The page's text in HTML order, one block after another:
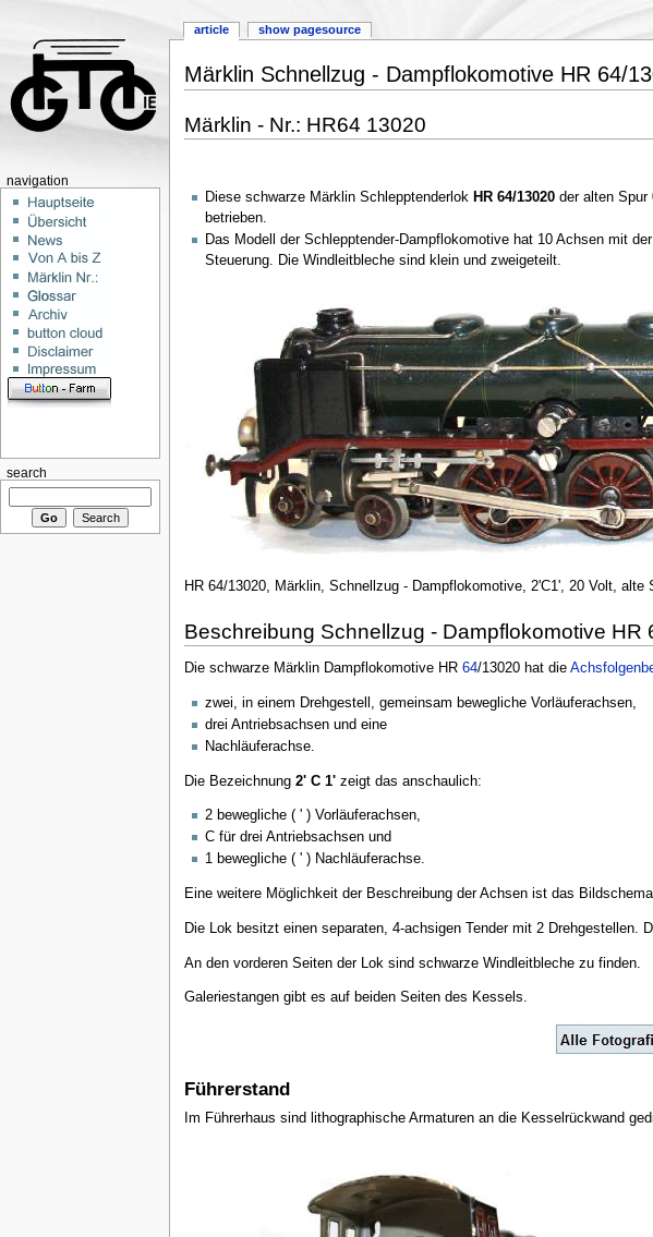
Märklin Schnellzug - Dampflokomotive HR 64/
Märklin - Nr.: HR64 13020
Diese schwarze Märklin Schlepptenderlok HR 64/13020der alten Spur
betrieben.
Das Modell der Schlepptender-Dampflokomotive hat 10 Achsen mit der
Steuerung. Die Windleitbleche sind klein und zweigeteilt.
HR 64/13020, Märklin, Schnellzug - Dampflokomotive, 2'C1', 20 Volt, alte
Beschreibung Schnellzug - Dampflokomotive
Die schwarze Märklin Dampflokomotive HR 64/13020 hat die
zwei, in einem Drehgestell, gemeinsam bewegliche Vorläuferachsen,
drei Antriebsachsen und eine
Nachläuferachse.
Die Bezeichnung 2' C 1'zeigt das anschaulich:
2 bewegliche ( ' ) Vorläuferachsen,
C für drei Antriebsachsen und
1 bewegliche ( ' ) Nachläuferachse.
Eine weitere Möglichkeit der Beschreibung der Achsen ist das
Die Lok besitzt einen separaten, 4-achsigen Tender mit 2 Drehgestellen.
An den vorderen Seiten der Lok sind schwarze Windleitbleche zu finden.
Galeriestangen gibt es auf beiden Seiten des Kessels.
Führerstand
Im Führerhaus sind lithographische Armaturen an die Kesselrückwand
article show pagesource
navigation
search